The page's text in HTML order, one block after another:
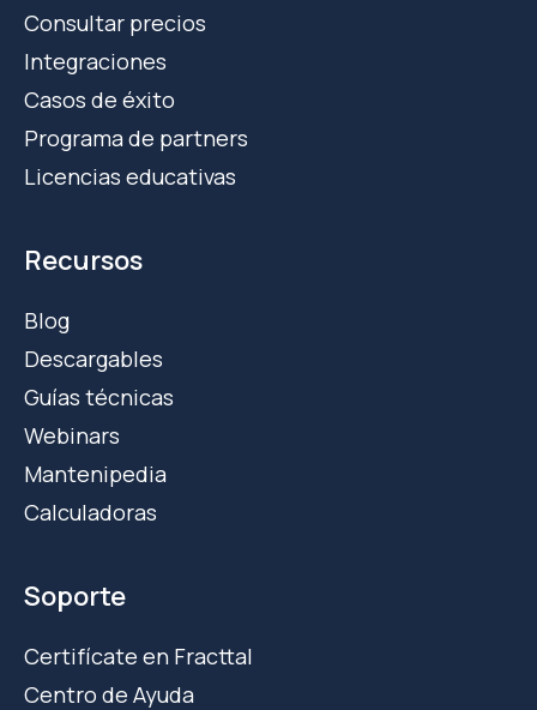
Consultar precios
Integraciones
Casos de éxito
Programa de partners
Licencias educativas
Recursos
Blog
Descargables
Guías técnicas
Webinars
Mantenipedia
Calculadoras
Soporte
Certifícate en Fracttal
Centro de Ayuda